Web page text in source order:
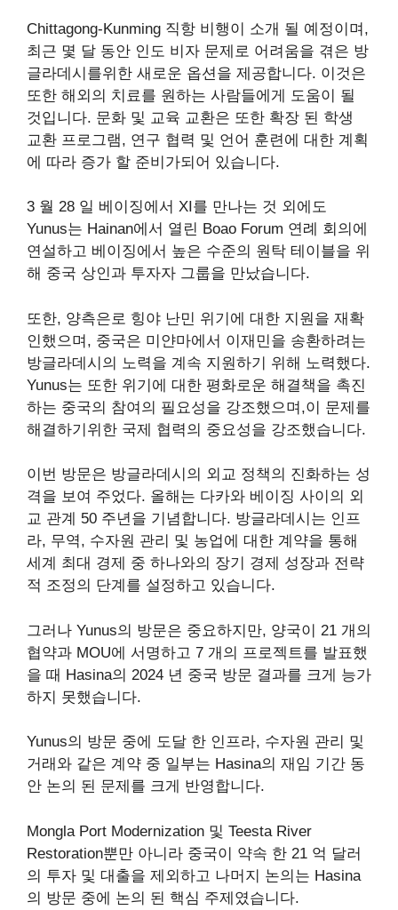
Chittagong-Kunming 직항 비행이 소개 될 예정이며,
최근 몇 달 동안 인도 비자 문제로 어려움을 겪은 방
글라데시를위한 새로운 옵션을 제공합니다. 이것은
또한 해외의 치료를 원하는 사람들에게 도움이 될
것입니다. 문화 및 교육 교환은 또한 확장 된 학생
교환 프로그램, 연구 협력 및 언어 훈련에 대한 계획
에 따라 증가 할 준비가되어 있습니다.
3 월 28 일 베이징에서 XI를 만나는 것 외에도
Yunus는 Hainan에서 열린 Boao Forum 연례 회의에
연설하고 베이징에서 높은 수준의 원탁 테이블을 위
해 중국 상인과 투자자 그룹을 만났습니다.
또한, 양측은로 힝야 난민 위기에 대한 지원을 재확
인했으며, 중국은 미얀마에서 이재민을 송환하려는
방글라데시의 노력을 계속 지원하기 위해 노력했다.
Yunus는 또한 위기에 대한 평화로운 해결책을 촉진
하는 중국의 참여의 필요성을 강조했으며,이 문제를
해결하기위한 국제 협력의 중요성을 강조했습니다.
이번 방문은 방글라데시의 외교 정책의 진화하는 성
격을 보여 주었다. 올해는 다카와 베이징 사이의 외
교 관계 50 주년을 기념합니다. 방글라데시는 인프
라, 무역, 수자원 관리 및 농업에 대한 계약을 통해
세계 최대 경제 중 하나와의 장기 경제 성장과 전략
적 조정의 단계를 설정하고 있습니다.
그러나 Yunus의 방문은 중요하지만, 양국이 21 개의
협약과 MOU에 서명하고 7 개의 프로젝트를 발표했
을 때 Hasina의 2024 년 중국 방문 결과를 크게 능가
하지 못했습니다.
Yunus의 방문 중에 도달 한 인프라, 수자원 관리 및
거래와 같은 계약 중 일부는 Hasina의 재임 기간 동
안 논의 된 문제를 크게 반영합니다.
Mongla Port Modernization 및 Teesta River
Restoration뿐만 아니라 중국이 약속 한 21 억 달러
의 투자 및 대출을 제외하고 나머지 논의는 Hasina
의 방문 중에 논의 된 핵심 주제였습니다.